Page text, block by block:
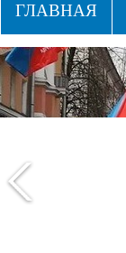
ГЛАВНАЯ
СТРУКТУРА